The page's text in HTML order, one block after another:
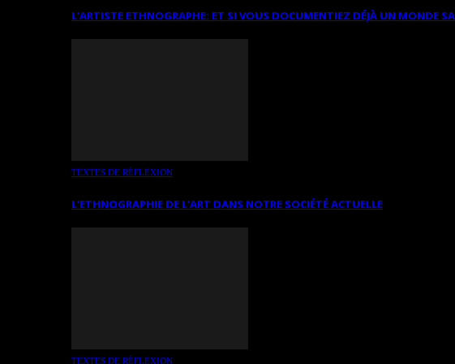
L’ARTISTE ETHNOGRAPHE: ET SI VOUS DOCUMENTIEZ DÉJÀ UN MONDE
TEXTES DE RÉFLEXION
L’ETHNOGRAPHIE DE L’ART DANS NOTRE SOCIÉTÉ ACTUELLE
TEXTES DE RÉFLEXION